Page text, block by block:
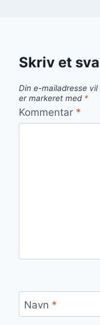
Skriv et
Din e-mailadresse
er markeret med *
Kommentar *
Navn *